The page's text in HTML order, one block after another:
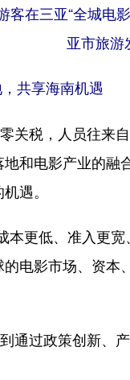
在三亚“全城电
亚市旅游
共享海南机遇
税，人员往来
和电影产业的融
遇。
更低、准入更宽
电影市场、资本
过政策创新、